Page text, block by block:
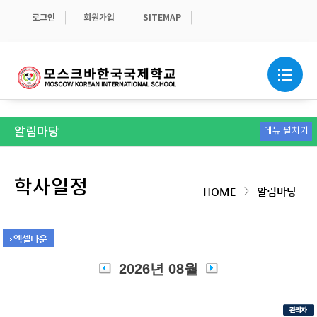
로그인 회원가입 SITEMAP
알림마당
메뉴 펼치기
학사일정 HOME > 알림마당
엑셀다운
2026년 08월